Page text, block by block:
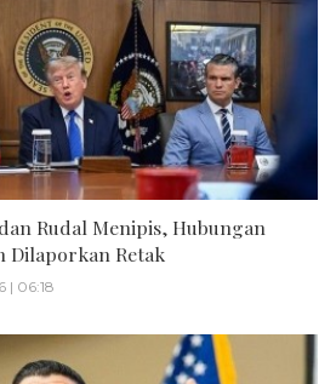
Rudal Menipis, Hubungan
Dilaporkan Retak
| 06:18